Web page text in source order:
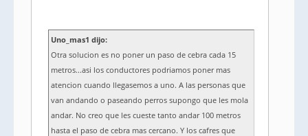
Uno_mas1 dijo:
Otra solucion es no poner un paso de cebra cada 15
metros...asi los conductores podriamos poner mas
atencion cuando llegasemos a uno. A las personas que
van andando o paseando perros supongo que les mola
andar. No creo que les cueste tanto andar 100 metros
hasta el paso de cebra mas cercano. Y los cafres que